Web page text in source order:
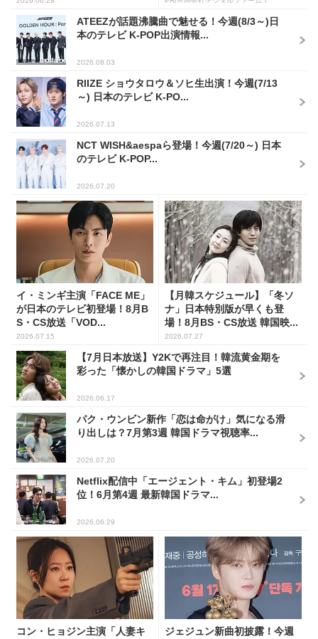
ATEEZが話題沸騰曲で魅せる！今週(8/3～)日
本のテレビ K-POP出演情報...
2026.08.03
RIIZE ショウタロウ＆ソヒ生出演！今週(7/13
～) 日本のテレビ K-PO...
2026.07.13
NCT WISH&aespaら登場！今週(7/20～) 日本
のテレビ K-POP...
2026.07.20
イ・ミンギ主演「FACE ME」
が日本のテレビ初登場！8月B
S・CS放送「VOD...
2026.07.15
【月韓スケジュール】「冬ソ
ナ」日本特別版が早くも登
場！8月BS・CS放送 韓国映...
2026.07.27
【7月日本放送】Y2Kで再注目！韓流黄金期を
彩った「懐かしの韓国ドラマ」5選
2026.06.17
パク・ウンビン新作「恋は命がけ」気になる滑
り出しは？7月第3週 韓国ドラマ視聴率...
2026.07.20
Netflix配信中「エージェント・キム」初登場2
位！6月第4週 最新韓国ドラマ...
2026.06.29
コン・ヒョジン主演「人妻キ
ジェジュン新曲初披露！今週